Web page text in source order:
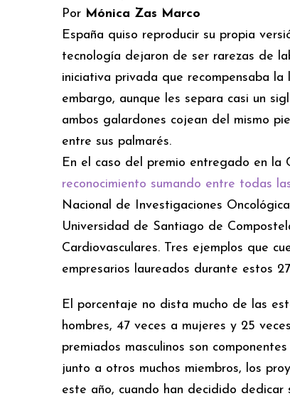
Por Mónica Zas Marco
España quiso reproducir su propia
tecnología dejaron de ser rarezas de
iniciativa privada que recompensaba
embargo, aunque les separa casi un
ambos galardones cojean del mismo
entre sus palmarés.
En el caso del premio entregado en la
reconocimiento sumando entre todas
Nacional de Investigaciones
Universidad de Santiago de
Cardiovasculares. Tres ejemplos que
empresarios laureados durante estos
El porcentaje no dista mucho de las
hombres, 47 veces a mujeres y 25
premiados masculinos son
junto a otros muchos miembros, los
este año, cuando han decidido dedicar